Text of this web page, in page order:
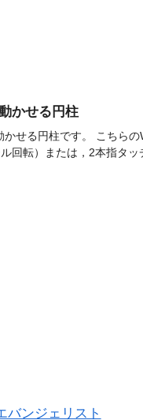
かせる円柱
かせる円柱です。 こちら
回転）または，2本指タ
バンジェリスト